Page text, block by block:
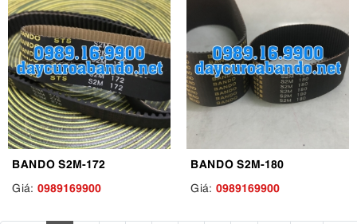
BANDO S2M-172
Giá: 0989169900
BANDO S2M-180
Giá: 0989169900